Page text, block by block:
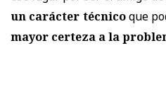
un carácter técnicoque
mayor certeza a la